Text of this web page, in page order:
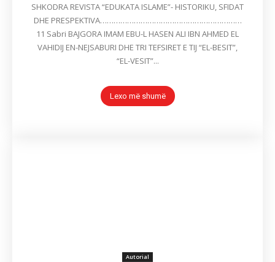
SHKODRA REVISTA “EDUKATA ISLAME”- HISTORIKU, SFIDAT
DHE PRESPEKTIVA………………………………………………………
11 Sabri BAJGORA IMAM EBU-L HASEN ALI IBN AHMED EL
VAHIDIJ EN-NEJSABURI DHE TRI TEFSIRET E TIJ “EL-BESIT”,
“EL-VESIT”...
Lexo më shumë
Autorial